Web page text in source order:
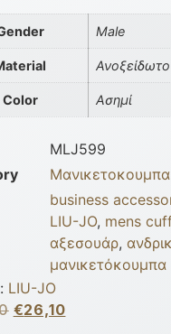
Male
Color Ασημί
MLJ599
Μανικετοκουμπα
business
LIU-JO, mens
αξεσουάρ,
μανικετόκουμπα
LIU-JO
€26,10